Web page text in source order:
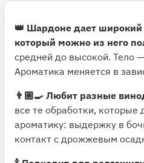
👑 Шардоне дает широкий
который можно из него
средней до высокой. Тело
Ароматика меняется в
👨🏼‍🍳 Любит разные
все те обработки,
ароматику: выдержку в
контакт с дрожжевым